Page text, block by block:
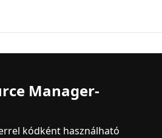
Manager-
kódként használható